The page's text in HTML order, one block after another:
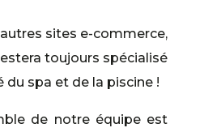
sites e-commerce,
toujours spécialisé
du spa et de la piscine !
de notre équipe est